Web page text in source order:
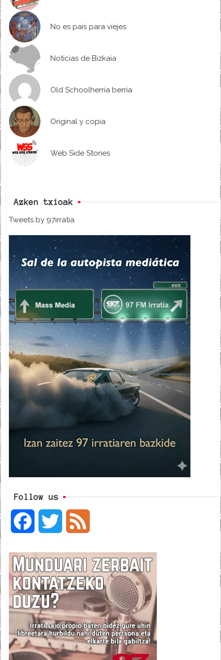
No es país para viejes
Noticias de Bizkaia
Old Schoolherria berria
Original y copia
Web Side Stories
Azken txioak
Tweets by 97irratia
Follow us
c
e
b
o
i
t
t
e
e
d